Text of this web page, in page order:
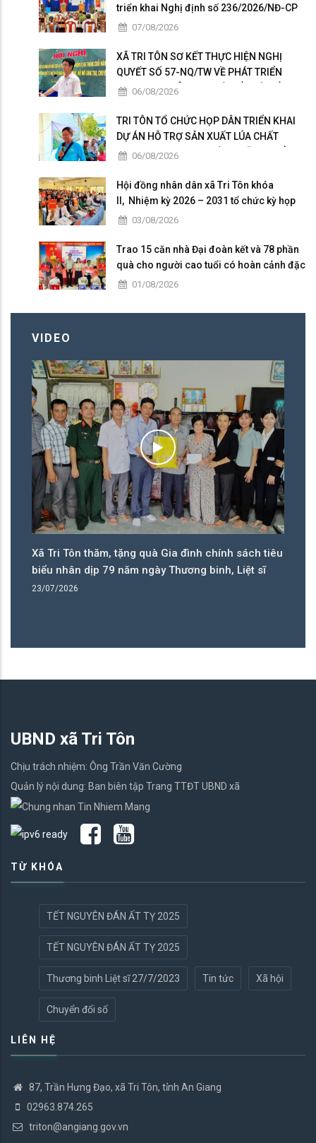
triển khai Nghị định số 236/2026/NĐ-CP
và Nghị định số 241/2026/NĐ-CP của
07/08/2026
XÃ TRI TÔN SƠ KẾT THỰC HIỆN NGHỊ
QUYẾT SỐ 57-NQ/TW VỀ PHÁT TRIỂN
KHOA HỌC, CÔNG NGHỆ, ĐỔI MỚI SÁNG
06/08/2026
TRI TÔN TỔ CHỨC HỌP DÂN TRIỂN KHAI
DỰ ÁN HỖ TRỢ SẢN XUẤT LÚA CHẤT
LƯỢNG CAO THEO HƯỚNG HỮU CƠ VÀ
06/08/2026
Hội đồng nhân dân xã Tri Tôn khóa
II, Nhiệm kỳ 2026 – 2031 tổ chức kỳ họp
thứ 4 giữa năm 2026
03/08/2026
Trao 15 căn nhà Đại đoàn kết và 78 phần
quà cho người cao tuổi có hoàn cảnh đặc
biệt khó khăn tại xã Tri Tôn.
01/08/2026
VIDEO
tặng quà Gia đình chính sách tiêu
79 năm ngày Thương binh, Liệt sĩ
Đảng bộ xã Tri Tôn
năm, nhiều chỉ tiêu
UBND xã Tri Tôn
Chịu trách nhiệm: Ông Trần Văn Cường
Quản lý nội dung: Ban biên tập Trang TTĐT UBND xã
TỪ KHÓA
TẾT NGUYÊN ĐÁN ẤT TỴ 2025
TẾT NGUYÊN ĐÁN ẤT TỴ 2025
Thương binh Liệt sĩ 27/7/2023 Tin tức Xã hội
Chuyển đổi số
LIÊN HỆ
87, Trần Hưng Đạo, xã Tri Tôn, tỉnh An Giang
02963.874.265
triton@angiang.gov.vn